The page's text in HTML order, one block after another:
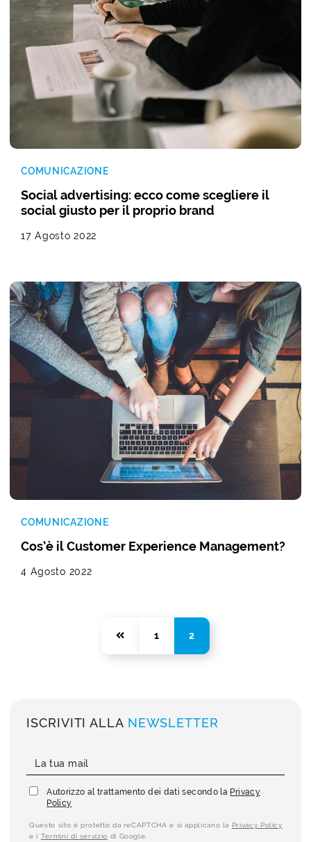
COMUNICAZIONE
Social advertising: ecco come scegliere il
social giusto per il proprio brand
17 Agosto 2022
COMUNICAZIONE
Cos’è il Customer Experience Management?
4 Agosto 2022
1 2
ISCRIVITI ALLA NEWSLETTER
Autorizzo al trattamento dei dati secondo la Privacy
Policy
Questo sito è protetto da reCAPTCHA e si applicano la Privacy Policy
e i Termini di servizio di Google.